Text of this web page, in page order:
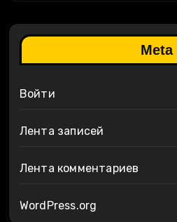
Meta
Войти
Лента записей
Лента комментариев
WordPress.org